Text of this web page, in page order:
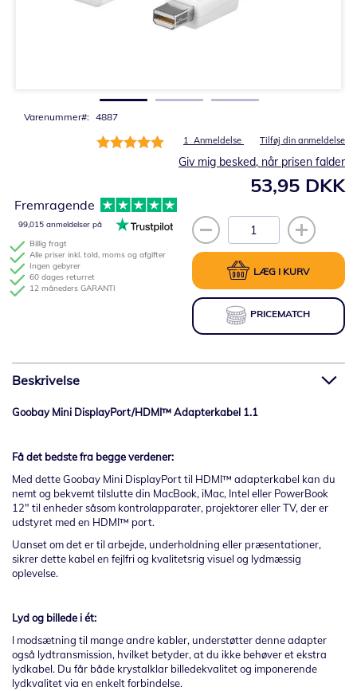
Varenummer 4887
Bedømmelse:
1 Anmeldelse Tilføj din anmeldelse
53,95 DKK
Giv mig besked, når prisen falder
LÆG I KURV
PRICEMATCH
Billig fragt
Alle priser inkl. told, moms og afgifter
Ingen gebyrer
60 dages returret
12 måneders GARANTI
Fremragende
99,015 anmeldelser på
Beskrivelse
Goobay Mini DisplayPort/HDMI™ Adapterkabel 1.1
Få det bedste fra begge verdener:
Med dette Goobay Mini DisplayPort til HDMI™ adapterkabel kan du
nemt og bekvemt tilslutte din MacBook, iMac, Intel eller PowerBook
12" til enheder såsom kontrolapparater, projektorer eller TV, der er
udstyret med en HDMI™ port.
Uanset om det er til arbejde, underholdning eller præsentationer,
sikrer dette kabel en fejlfri og kvalitetsrig visuel og lydmæssig
oplevelse.
Lyd og billede i ét:
I modsætning til mange andre kabler, understøtter denne adapter
også lydtransmission, hvilket betyder, at du ikke behøver et ekstra
lydkabel. Du får både krystalklar billedekvalitet og imponerende
lydkvalitet via en enkelt forbindelse.